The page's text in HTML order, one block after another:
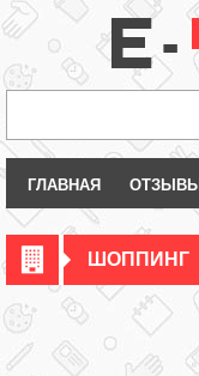
ГЛАВНАЯ ОТЗЫВЫ
ШОППИНГ